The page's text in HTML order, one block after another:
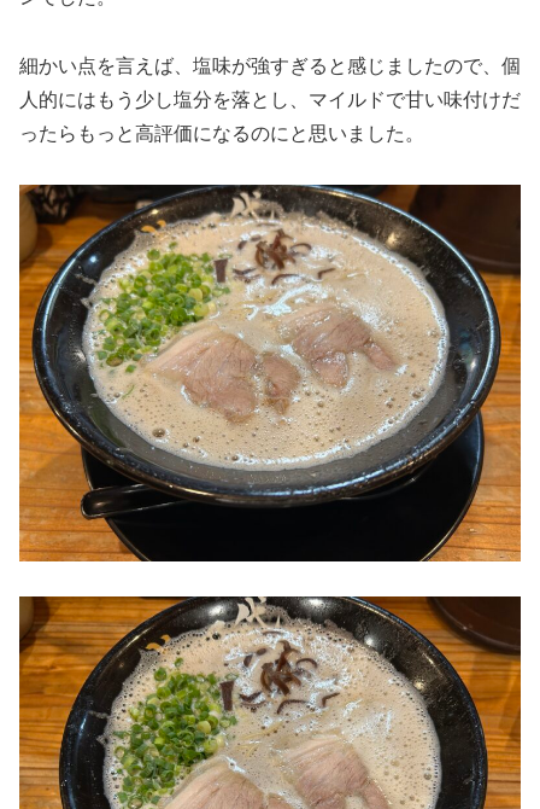
細かい点を言えば、塩味が強すぎると感じましたので、個
人的にはもう少し塩分を落とし、マイルドで甘い味付けだ
ったらもっと高評価になるのにと思いました。